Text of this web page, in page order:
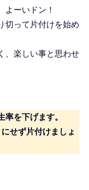
よーいドン！
切って片付けを始め
、楽しい事と思わせ
を下げます。
せず片付けましょ